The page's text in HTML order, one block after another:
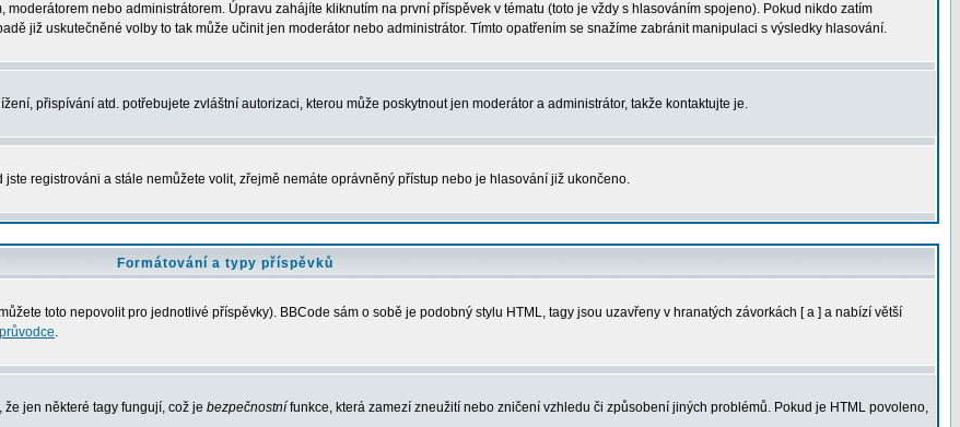
nebo administrátorem. Úpravu zahájíte kliknutím na první příspěvek v tématu (toto je vždy s hlasováním spojeno). Pokud nikdo zatím
již uskutečněné volby to tak může učinit jen moderátor nebo administrátor. Tímto opatřením se snažíme zabránit manipulaci s výsledky hlasování.
přispívání atd. potřebujete zvláštní autorizaci, kterou může poskytnout jen moderátor a administrátor, takže kontaktujte je.
registrováni a stále nemůžete volit, zřejmě nemáte oprávněný přístup nebo je hlasování již ukončeno.
Formátování a typy příspěvků
toto nepovolit pro jednotlivé příspěvky). BBCode sám o sobě je podobný stylu HTML, tagy jsou uzavřeny v hranatých závorkách [ a ] a nabízí větší
průvodce.
jen některé tagy fungují, což je bezpečnostní funkce, která zamezí zneužití nebo zničení vzhledu či způsobení jiných problémů. Pokud je HTML povoleno,